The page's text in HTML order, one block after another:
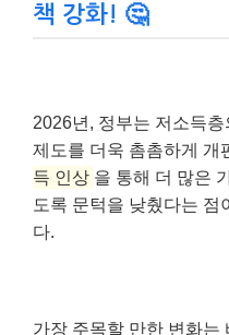
책 강화! 🤔
2026년, 정부는 저소득층
제도를 더욱 촘촘하게 개
득 인상 을 통해 더 많은
도록 문턱을 낮췄다는 점
다.
가장 주목할 만한 변화는